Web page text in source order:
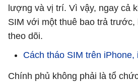
lượng và vị trí. Vì vậy, ngay cả
SIM với một thuê bao trả trước,
theo dõi.
Cách tháo SIM trên iPhone,
Chính phủ không phải là tổ